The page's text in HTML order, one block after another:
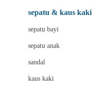
Beauty Barn
Bio Oil
Biolane
Bizzi Growin
sepatu & kaus kaki
sepatu bayi
sepatu anak
sandal
kaus kaki